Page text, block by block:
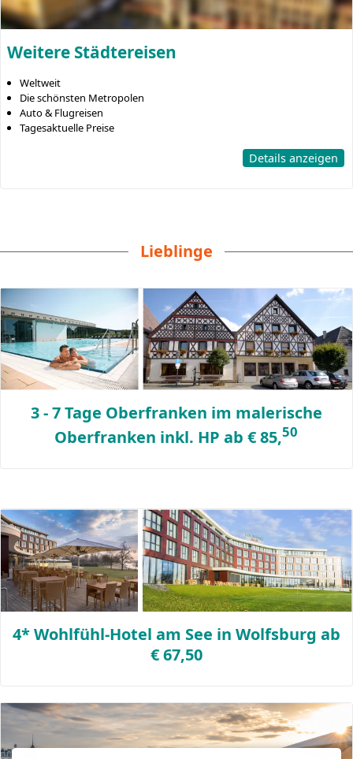
Weitere Städtereisen
Weltweit
Die schönsten Metropolen
Auto & Flugreisen
Tagesaktuelle Preise
Details anzeigen
Lieblinge
3 - 7 Tage Oberfranken im malerische
Oberfranken inkl. HP ab € 85,50
4* Wohlfühl-Hotel am See in Wolfsburg ab
€ 67,50